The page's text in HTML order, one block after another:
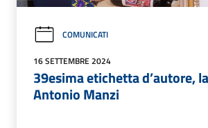
COMUNICATI
16 SETTEMBRE 2024
39esima etichetta d’autore,
Antonio Manzi